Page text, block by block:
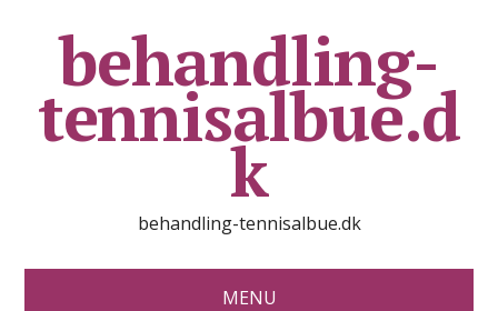
behandling-
tennisalbue.d
k
behandling-tennisalbue.dk
MENU